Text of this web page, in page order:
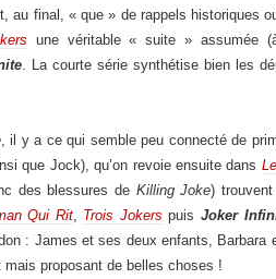
au final, « que » de rappels historiques
une véritable « suite » assumée
. La courte série synthétise bien les
, il y a ce qui semble peu connecté de
que Jock), qu’on revoie ensuite dans
des blessures de Killing Joke)
Qui Rit, Trois Jokers puis Joker
: James et ses deux enfants, Barbara
proposant de belles choses !